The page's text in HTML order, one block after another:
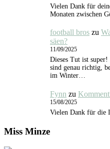
Vielen Dank für
Monaten zwischen
football bros zu
säen?
11/09/2025
Dieses Tut ist
sind genau richtig,
im Winter…
Fynn zu
15/08/2025
Vielen Dank für die
Miss Minze